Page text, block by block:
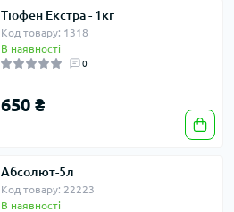
Тіофен Екстра - 1кг
Код товару: 1318
В наявності
0
650 ₴
Абсолют-5л
Код товару: 22223
В наявності